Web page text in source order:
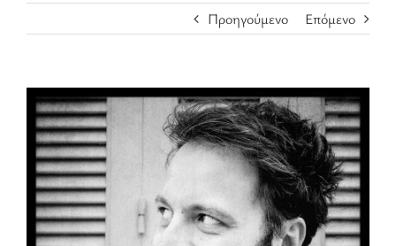
Προηγούμενο Επόμενο
Προβολή
μεγαλύτερης
εικόνας